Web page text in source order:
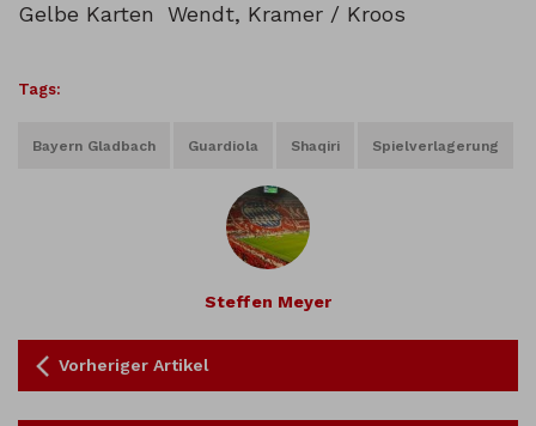
Gelbe Karten
Wendt, Kramer / Kroos
Tags:
Bayern Gladbach Guardiola Shaqiri Spielverlagerung
Steffen Meyer
Vorheriger Artikel